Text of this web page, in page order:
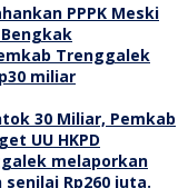
PPPK Meski
30 Miliar, Pemkab
UU HKPD